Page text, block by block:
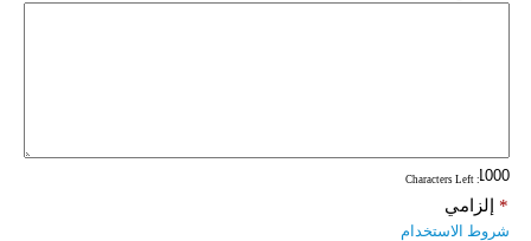
: Characters Left
إلزامي *
شروط الاستخدام